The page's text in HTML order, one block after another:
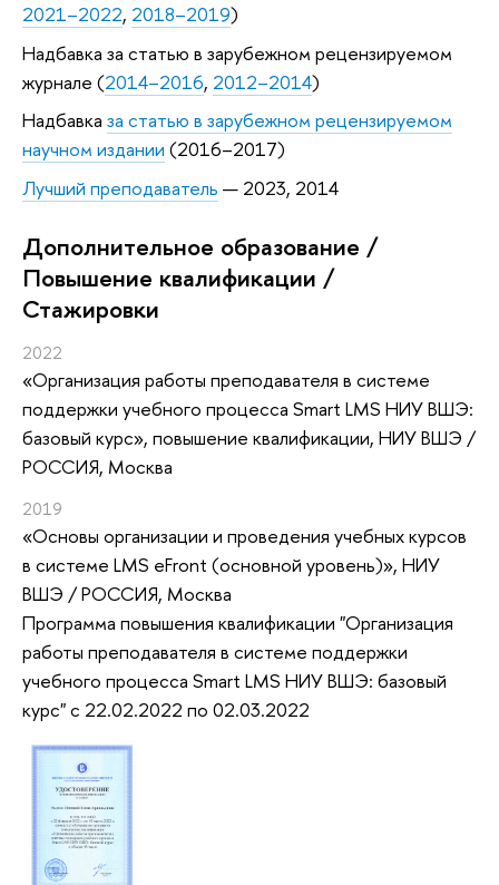
2021–2022, 2018–2019)
Надбавка за статью в зарубежном рецензируемом
журнале (2014–2016, 2012–2014)
Надбавка за статью в зарубежном рецензируемом
научном издании (2016–2017)
Лучший преподаватель — 2023, 2014
Дополнительное образование /
Повышение квалификации /
Стажировки
2022
«Организация работы преподавателя в системе
поддержки учебного процесса Smart LMS НИУ ВШЭ:
базовый курс», повышение квалификации, НИУ ВШЭ /
РОССИЯ, Москва
2019
«Основы организации и проведения учебных курсов
в системе LMS eFront (основной уровень)», НИУ
ВШЭ / РОССИЯ, Москва
Программа повышения квалификации "Организация
работы преподавателя в системе поддержки
учебного процесса Smart LMS НИУ ВШЭ: базовый
курс" с 22.02.2022 по 02.03.2022